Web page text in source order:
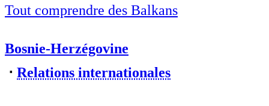
Tout comprendre des Balkans
Bosnie-Herzégovine
⋅ Relations internationales